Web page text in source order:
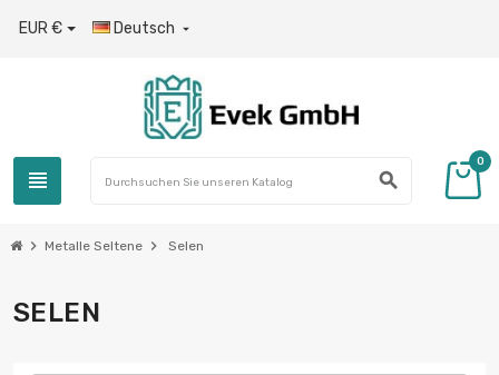
EUR € Deutsch 
view_headline search
0
chevron_right Metalle Seltene chevron_right Selen
SELEN